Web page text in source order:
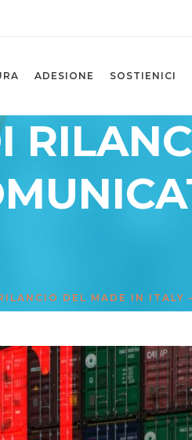
ADESIONE SOSTIENICI
DEL MADE IN ITALY